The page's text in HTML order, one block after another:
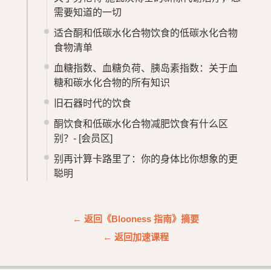
需要知道的一切
适合酮和低碳水化合物饮食的低碳水化合物
食物清单
血糖指数、血糖负荷、胰岛素指数：关于血
糖和碳水化合物的所有知识
旧石器时代的饮食
酮饮食和低碳水化合物减肥饮食有什么区
别？- [会员区]
别再计算卡路里了：你的身体比你想象的更
聪明
← 返回《Blooness 指南》摘要
← 返回加速课程